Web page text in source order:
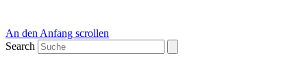
An den Anfang scrollen
Search